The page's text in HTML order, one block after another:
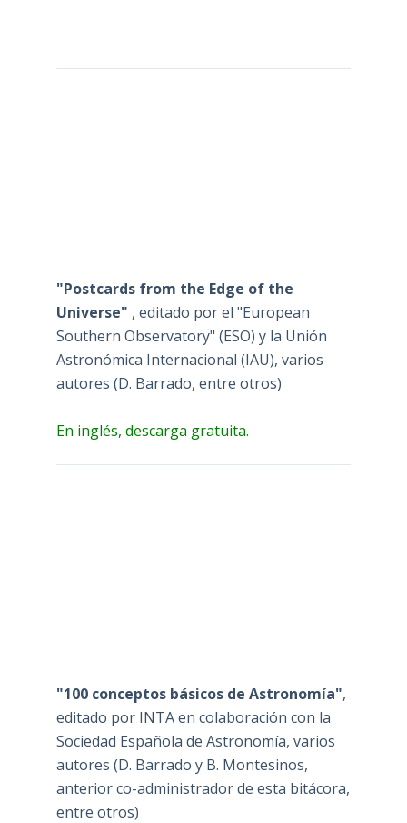
"Postcards from the Edge of the
Universe" , editado por el "European
Southern Observatory" (ESO) y la Unión
Astronómica Internacional (IAU), varios
autores (D. Barrado, entre otros)
En inglés, descarga gratuita.
"100 conceptos básicos de Astronomía",
editado por INTA en colaboración con la
Sociedad Española de Astronomía, varios
autores (D. Barrado y B. Montesinos,
anterior co-administrador de esta bitácora,
entre otros)